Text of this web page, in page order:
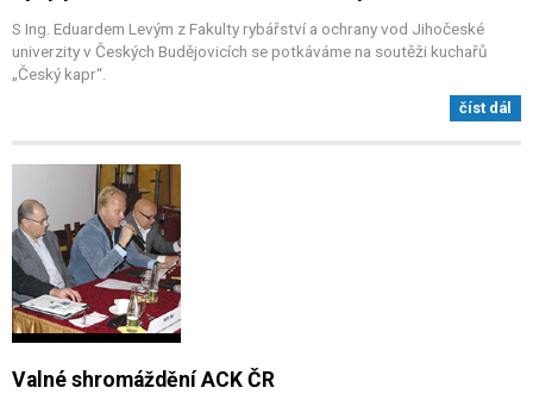
S Ing. Eduardem Levým z Fakulty rybářství a ochrany vod Jihočeské
univerzity v Českých Budějovicích se potkáváme na soutěži kuchařů
„Český kapr“.
číst dál
Valné shromáždění ACK ČR